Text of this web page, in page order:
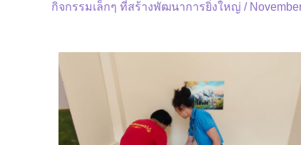
กิจกรรมเล็กๆ ที่สร้างพัฒนาการยิ่งใหญ่ /